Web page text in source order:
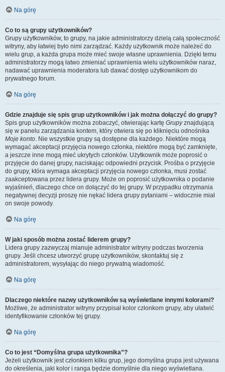
Na górę
Co to są grupy użytkowników?
Grupy użytkowników, to grupy, na jakie administratorzy dzielą całą społeczność
witryny, aby łatwiej było nimi zarządzać. Każdy użytkownik może należeć do
wielu grup, a każda grupa może mieć swoje własne uprawnienia. Dzięki temu
administratorzy mogą łatwo zmieniać uprawnienia wielu użytkowników naraz,
nadawać uprawnienia moderatora lub dawać dostęp użytkownikom do
prywatnego forum.
Na górę
Gdzie znajduje się spis grup użytkowników i jak można dołączyć do grupy?
Spis grup użytkowników można zobaczyć, otwierając kartę Grupyznajdującą
się w panelu zarządzania kontem, który otwiera się po kliknięciu odnośnika
Moje konto. Nie wszystkie grupy są dostępne dla każdego. Niektóre mogą
wymagać akceptacji przyjęcia nowego członka, niektóre mogą być zamknięte,
a jeszcze inne mogą mieć ukrytych członków. Użytkownik może poprosić o
przyjęcie do danej grupy, naciskając odpowiedni przycisk. Prośba o przyjęcie
do grupy, która wymaga akceptacji przyjęcia nowego członka, musi zostać
zaakceptowana przez lidera grupy. Może on poprosić użytkownika o podanie
wyjaśnień, dlaczego chce on dołączyć do tej grupy. W przypadku otrzymania
negatywnej decyzji proszę nie nękać lidera grupy pytaniami – widocznie miał
on swoje powody.
Na górę
W jaki sposób można zostać liderem grupy?
Lidera grupy zazwyczaj mianuje administrator witryny podczas tworzenia
grupy. Jeśli chcesz utworzyć grupę użytkowników, skontaktuj się z
administratorem, wysyłając do niego prywatną wiadomość.
Na górę
Dlaczego niektóre nazwy użytkowników są wyświetlane innymi kolorami?
Możliwe, że administrator witryny przypisał kolor członkom grupy, aby ułatwić
identyfikowanie członków tej grupy.
Na górę
Co to jest “Domyślna grupa użytkownika”?
Jeżeli użytkownik jest członkiem kilku grup, jego domyślna grupa jest używana
do określenia, jaki kolor i ranga będzie domyślnie dla niego wyświetlana.